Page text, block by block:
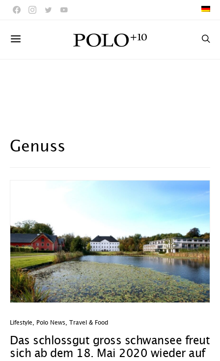
Genuss
Lifestyle Polo News Travel & Food
Das schlossgut gross schwansee freut
sich ab dem 18. Mai 2020 wieder auf